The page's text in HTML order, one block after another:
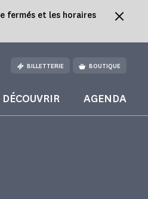
fermés et les horaires
BILLETTERIE BOUTIQUE
DÉCOUVRIR AGENDA